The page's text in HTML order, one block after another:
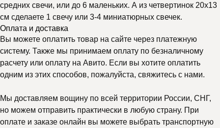
средних свечи, или до 6 маленьких. А из четвертинок 20х13
см сделаете 1 свечу или 3-4 миниатюрных свечек.
Оплата и доставка
Вы можете оплатить товар на сайте через платежную
систему. Также мы принимаем оплату по безналичному
расчету или оплату на Авито. Если вы хотите оплатить
одним из этих способов, пожалуйста, свяжитесь с нами.
Мы доставляем вощину по всей территории России, СНГ,
но можем отправить практически в любую страну. При
оплате и заказе онлайн вы можете выбрать транспортную